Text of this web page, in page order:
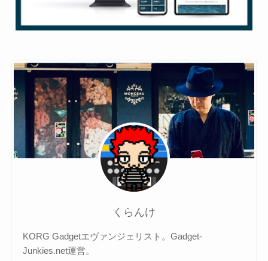
くらんけ
KORG Gadgetエヴァンジェリスト。Gadget-
Junkies.net運営。